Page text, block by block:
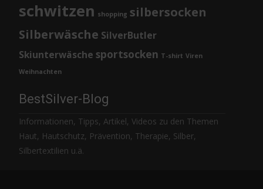
schwitzen shopping silbersocken
Silberwäsche SilverButler
Skiunterwäsche sportsocken T-shirt Viren
Weihnachten
BestSilver-Blog
Informationen, Tipps, Artikel, Videos zu den Themen
Haut, Hautschutz, Prävention, Therapie, Silber,
Silbertextilien u.ä.